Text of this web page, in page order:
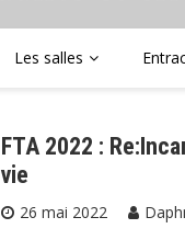
Les salles
FTA 2022 :
vie
26 mai 2022